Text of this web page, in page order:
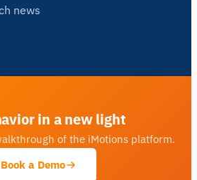
news
in a new light
of the iMotions platform.
Book a Demo